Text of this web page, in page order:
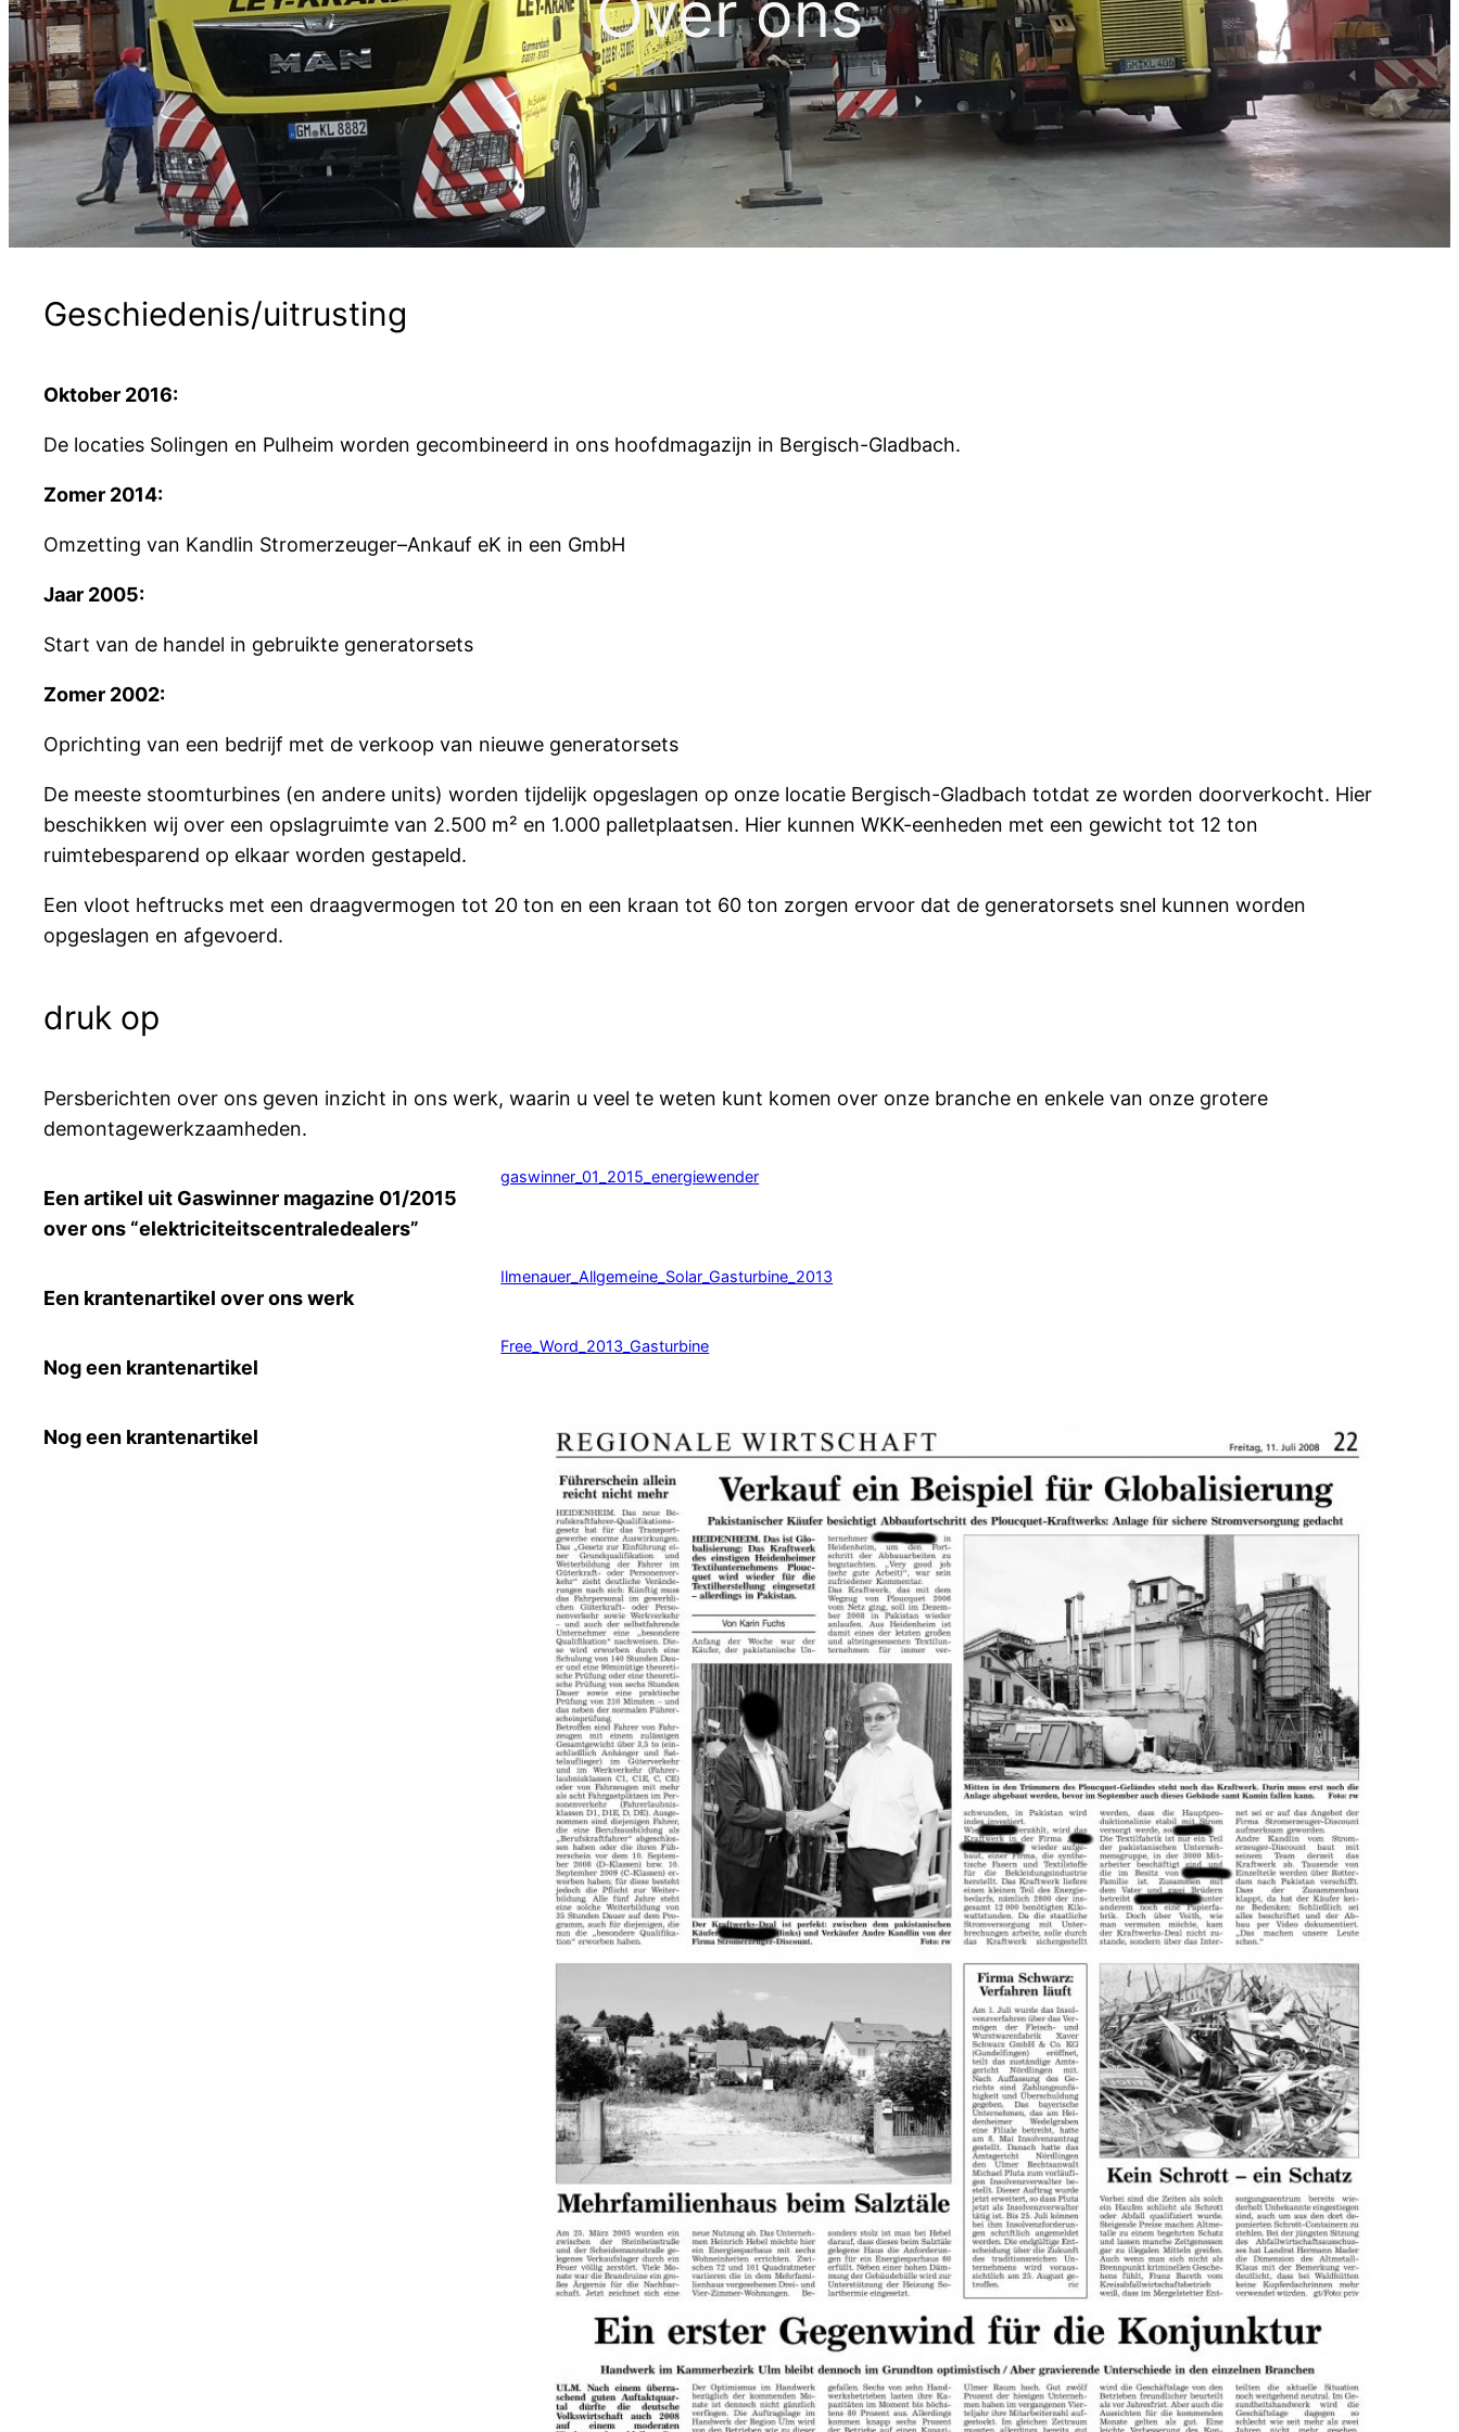
Geschiedenis/uitrusting
Oktober 2016:
De locaties Solingen en Pulheim worden gecombineerd in ons hoofdmagazijn in Bergisch-Gladbach.
Zomer 2014:
Omzetting van Kandlin Stromerzeuger–Ankauf eK in een GmbH
Jaar 2005:
Start van de handel in gebruikte generatorsets
Zomer 2002:
Oprichting van een bedrijf met de verkoop van nieuwe generatorsets
De meeste stoomturbines (en andere units) worden tijdelijk opgeslagen op onze locatie Bergisch-Gladbach totdat ze worden doorverkocht. Hier
beschikken wij over een opslagruimte van 2.500 m² en 1.000 palletplaatsen. Hier kunnen WKK-eenheden met een gewicht tot 12 ton
ruimtebesparend op elkaar worden gestapeld.
Een vloot heftrucks met een draagvermogen tot 20 ton en een kraan tot 60 ton zorgen ervoor dat de generatorsets snel kunnen worden
opgeslagen en afgevoerd.
druk op
Persberichten over ons geven inzicht in ons werk, waarin u veel te weten kunt komen over onze branche en enkele van onze grotere
demontagewerkzaamheden.
Een artikel uit Gaswinner magazine 01/2015
over ons “elektriciteitscentraledealers”
gaswinner_01_2015_energiewender
Een krantenartikel over ons werk
Ilmenauer_Allgemeine_Solar_Gasturbine_2013
Nog een krantenartikel
Free_Word_2013_Gasturbine
Nog een krantenartikel